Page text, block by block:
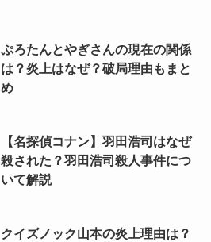
ぷろたんとやぎさんの現在の関係
は？炎上はなぜ？破局理由もまと
め
【名探偵コナン】羽田浩司はなぜ
殺された？羽田浩司殺人事件につ
いて解説
クイズノック山本の炎上理由は？